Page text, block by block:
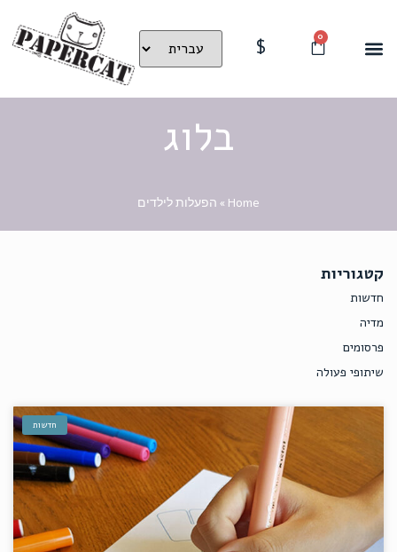
0
$
בלוג
Home
» הפעלות לילדים
קטגוריות
חדשות
מדיה
פרסומים
שיתופי פעולה
חדשות